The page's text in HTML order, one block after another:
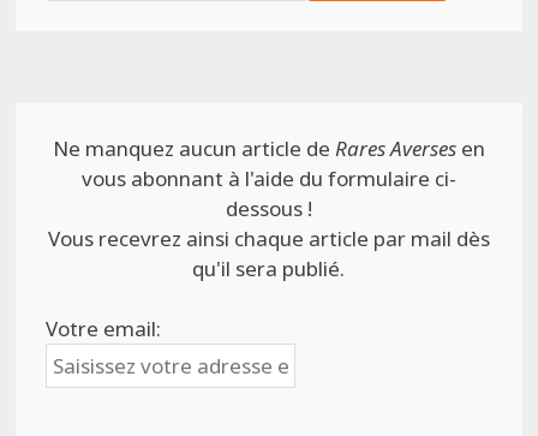
Ne manquez aucun article de Rares Aversesen
vous abonnant à l'aide du formulaire ci-
dessous !
Vous recevrez ainsi chaque article par mail dès
qu'il sera publié.
Votre email: